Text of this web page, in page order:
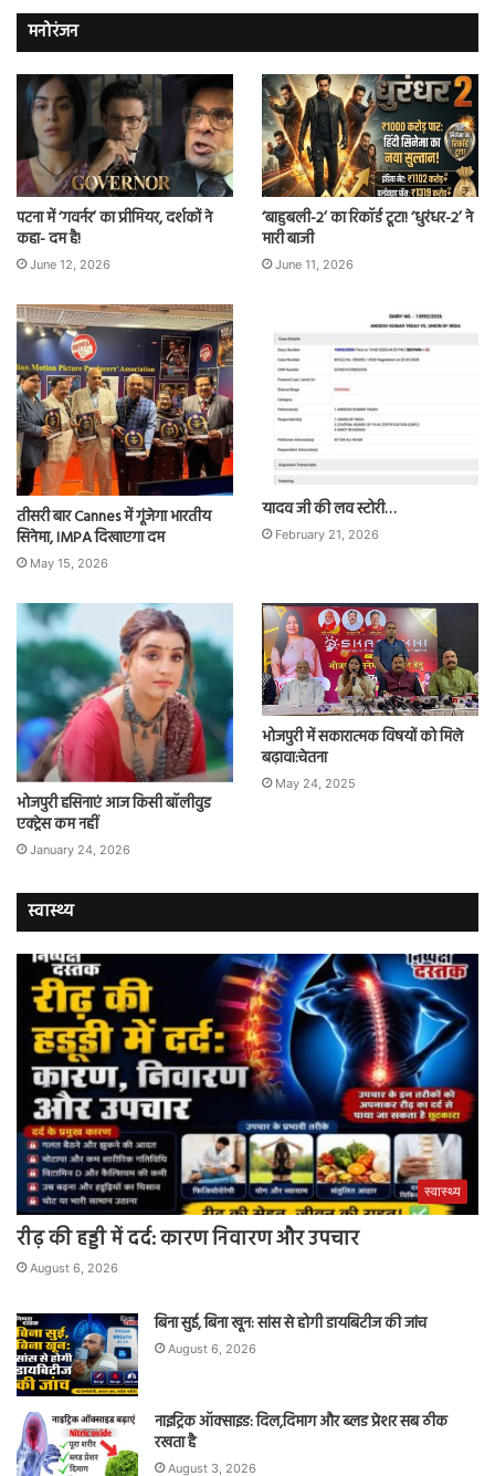
मनोरंजन
पटना में ‘गवर्नर’ का प्रीमियर, दर्शकों ने
कहा- दम है!
June 12, 2026
‘बाहुबली-2’ का रिकॉर्ड टूटा! ‘धुरंधर-2’ ने
मारी बाजी
June 11, 2026
तीसरी बार Cannes में गूंजेगा भारतीय
सिनेमा, IMPA दिखाएगा दम
May 15, 2026
यादव जी की लव स्टोरी…
February 21, 2026
भोजपुरी हसिनाएं आज किसी बॉलीवुड
एक्ट्रेस कम नहीं
January 24, 2026
भोजपुरी में सकारात्मक विषयों को मिले
बढ़ावा:चेतना
May 24, 2025
स्वास्थ्य
स्वास्थ्य
रीढ़ की हड्डी में दर्द: कारण निवारण और उपचार
August 6, 2026
बिना सुई, बिना खून: सांस से होगी डायबिटीज की जांच
August 6, 2026
नाइट्रिक ऑक्साइड: दिल,दिमाग और ब्लड प्रेशर सब ठीक
रखता है
August 3, 2026